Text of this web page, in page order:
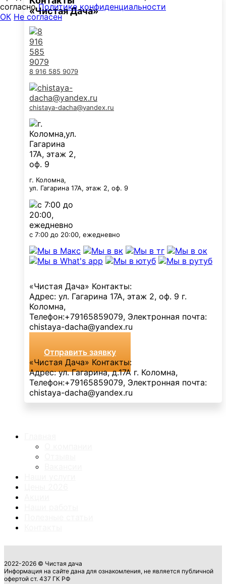
«Чистая Дача»
8 916 585 9079
chistaya-dacha@yandex.ru
г. Коломна,
ул. Гагарина 17А, этаж 2, оф. 9
с 7:00 до 20:00, ежедневно
«Чистая Дача» Контакты:
Адрес: ул. Гагарина 17А, этаж 2, оф. 9 г.
Коломна,
Телефон:+79165859079, Электронная почта:
chistaya-dacha@yandex.ru
Отправить заявку
«Чистая Дача» Контакты:
Адрес:ул. Гагарина, д.17А г. Коломна,
Телефон:+79165859079, Электронная почта:
chistaya-dacha@yandex.ru
2022-2026 © Чистая дача
Информация на сайте дана для ознакомления, не является публичной
офертой ст. 437 ГК РФ
согласноПолитике конфиденциальности
ОК Не согласен